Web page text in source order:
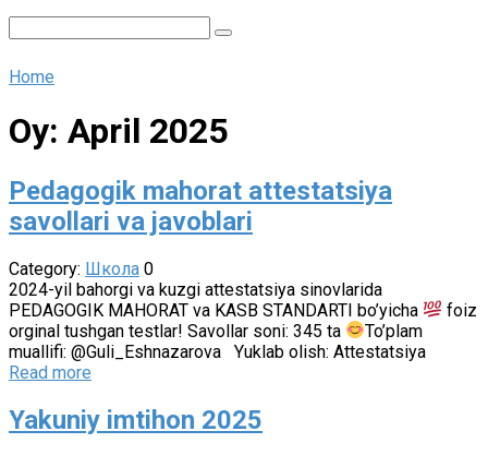
Home
Oy: April 2025
Pedagogik mahorat attestatsiya
savollari va javoblari
Category: Школа 0
2024-yil bahorgi va kuzgi attestatsiya sinovlarida
PEDAGOGIK MAHORAT va KASB STANDARTI bo’yicha
foiz
orginal tushgan testlar! Savollar soni: 345 ta
To’plam
muallifi: @Guli_Eshnazarova Yuklab olish: Attestatsiya
Read more
Yakuniy imtihon 2025